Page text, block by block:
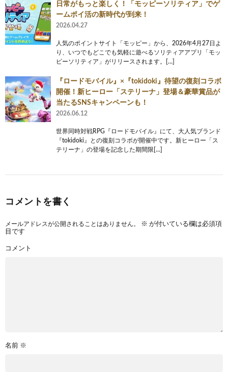
日常がもっと楽しく！「モッピーソリティア」でゲ
ームポイ活の新時代が到来！
2026.04.27
人気のポイントサイト「モッピー」から、2026年4月27日よ
り、いつでもどこでも気軽に遊べるソリティアアプリ「モッ
ピーソリティア」がリリースされます。[…]
『ロードモバイル』×『tokidoki』待望の復刻コラボ
開催！新ヒーロー「ステリーナ」登場＆豪華賞品が
当たるSNSキャンペーンも！
2026.06.12
世界同時対戦RPG『ロードモバイル』にて、大人気ブランド
『tokidoki』との復刻コラボが開催中です。新ヒーロー「ス
テリーナ」の登場を記念した期間限[…]
コメントを書く
メールアドレスが公開されることはありません。 ※ が付いている欄は必須項
目です
コメント
名前 ※